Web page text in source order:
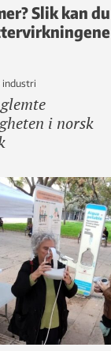
Slik kan du
industri
i norsk